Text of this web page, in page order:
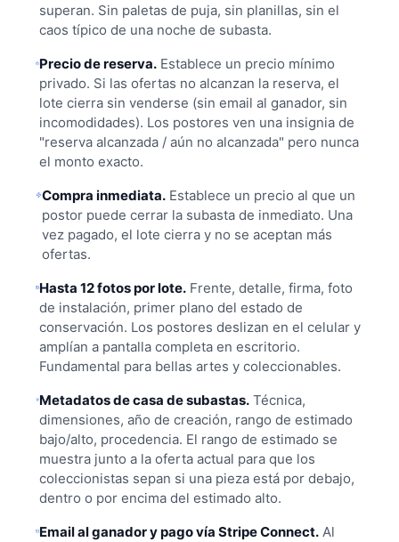
superan. Sin paletas de puja, sin planillas, sin el
caos típico de una noche de subasta.
Precio de reserva.Establece un precio mínimo
privado. Si las ofertas no alcanzan la reserva, el
lote cierra sin venderse (sin email al ganador, sin
incomodidades). Los postores ven una insignia de
"reserva alcanzada / aún no alcanzada" pero nunca
el monto exacto.
Compra inmediata.Establece un precio al que un
postor puede cerrar la subasta de inmediato. Una
vez pagado, el lote cierra y no se aceptan más
ofertas.
Hasta 12 fotos por lote. Frente, detalle, firma, foto
de instalación, primer plano del estado de
conservación. Los postores deslizan en el celular y
amplían a pantalla completa en escritorio.
Fundamental para bellas artes y coleccionables.
Metadatos de casa de subastas.Técnica,
dimensiones, año de creación, rango de estimado
bajo/alto, procedencia. El rango de estimado se
muestra junto a la oferta actual para que los
coleccionistas sepan si una pieza está por debajo,
dentro o por encima del estimado alto.
Email al ganador y pago vía Stripe Connect. Al